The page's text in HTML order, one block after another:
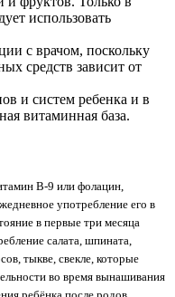
использовать
с врачом, поскольку
средств зависит от
и систем ребенка и в
витаминная база.
В-9 или фолацин,
употребление его в
в первые три месяца
салата, шпината,
тыкве, свекле, которые
во время вынашивания